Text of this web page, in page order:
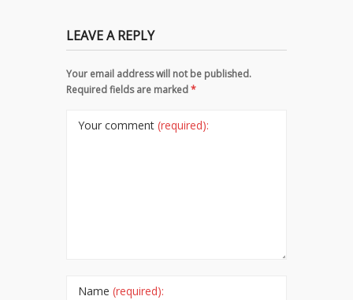
LEAVE A REPLY
Your email address will not be published.
Required fields are marked*
Your comment (required):
Name (required):